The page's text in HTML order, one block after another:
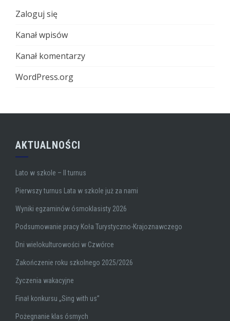
Zaloguj się
Kanał wpisów
Kanał komentarzy
WordPress.org
AKTUALNOŚCI
Lato w szkole – II turnus
Pierwszy turnus Lata w szkole już za nami
Wyniki egzaminów ósmoklasisty 2026
Podsumowanie pracy Koła Turystyczno-Krajoznawczego
Dni wielokulturowości w Czwórce
Zakończenie roku szkolnego 2025/2026
Życzenia wakacyjne
Finał konkursu „Sing with us”
Pożegnanie klas ósmych